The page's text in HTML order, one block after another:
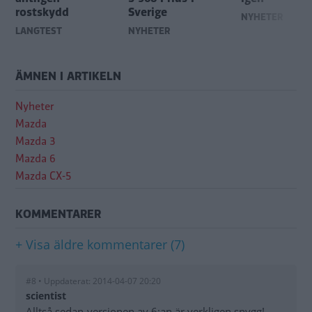
rostskydd
LÅNGTEST
Sverige
NYHETER
NYHETER
ÄMNEN I ARTIKELN
Nyheter
Mazda
Mazda 3
Mazda 6
Mazda CX-5
KOMMENTARER
+ Visa äldre kommentarer (7)
#8 • Uppdaterat: 2014-04-07 20:20
scientist